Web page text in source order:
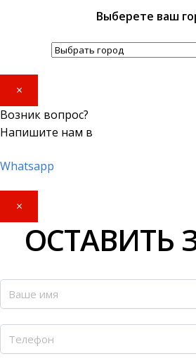
Выберете ваш
×
Возник вопрос?
Напишите нам в
Whatsapp
×
ОСТАВИТЬ